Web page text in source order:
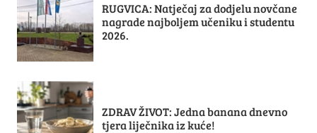
RUGVICA: Natječaj za dodjelu novčane
nagrade najboljem učeniku i studentu
2026.
ZDRAV ŽIVOT: Jedna banana dnevno
tjera liječnika iz kuće!